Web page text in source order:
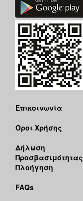
Επικοινωνία
Όροι Χρήσης
Δήλωση
Προσβασιμότητας
Πλοήγηση
FAQs